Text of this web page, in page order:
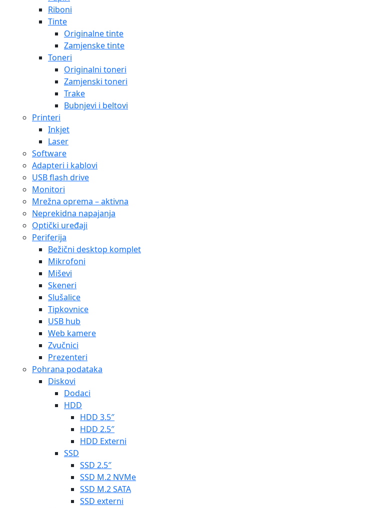
Riboni
Tinte
Originalne tinte
Zamjenske tinte
Toneri
Originalni toneri
Zamjenski toneri
Trake
Bubnjevi i beltovi
Printeri
Inkjet
Laser
Software
Adapteri i kablovi
USB flash drive
Monitori
Mrežna oprema – aktivna
Neprekidna napajanja
Optički uređaji
Periferija
Bežični desktop komplet
Mikrofoni
Miševi
Skeneri
Slušalice
Tipkovnice
USB hub
Web kamere
Zvučnici
Prezenteri
Pohrana podataka
Diskovi
Dodaci
HDD
HDD 3.5″
HDD 2.5″
HDD Externi
SSD
SSD 2.5″
SSD M.2 NVMe
SSD M.2 SATA
SSD externi